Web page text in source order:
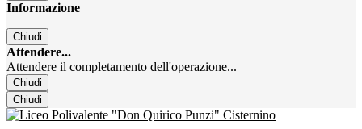
Informazione
Chiudi
Attendere...
Attendere il completamento dell'operazione...
Chiudi
Chiudi